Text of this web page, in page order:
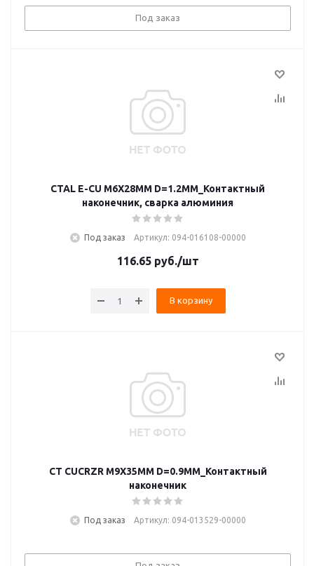
Под заказ
CTAL E-CU M6X28MM D=1.2MM_Контактный
наконечник, сварка алюминия
Под заказ Артикул: 094-016108-00000
116.65руб./шт
В корзину
CT CUCRZR M9X35MM D=0.9MM_Контактный
наконечник
Под заказ Артикул: 094-013529-00000